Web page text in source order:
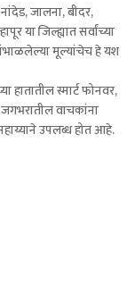
जालना, बीदर,
या जिल्ह्यात सर्वांच्या
मूल्यांचेच हे यश
हातातील स्मार्ट फोनवर,
वाचकांना
उपलब्ध होत आहे.